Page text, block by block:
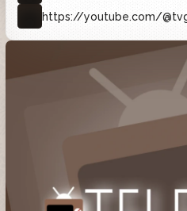
https://youtube.com/